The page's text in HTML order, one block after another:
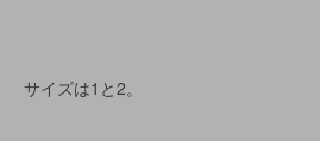
サイズは1と2。